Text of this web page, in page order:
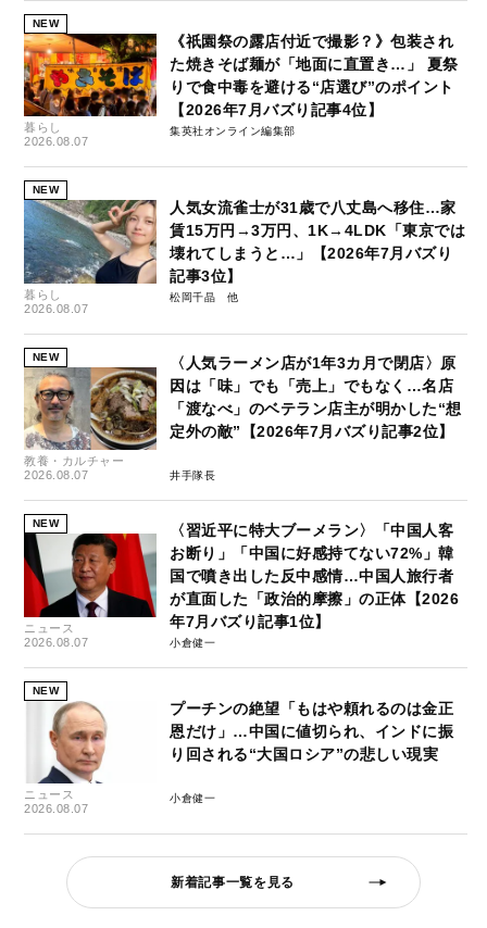
NEW
暮らし
2026.08.07
《祇園祭の露店付近で撮影？》包装され
た焼きそば麺が「地面に直置き…」 夏祭
りで食中毒を避ける“店選び”のポイント
【2026年7月バズり記事4位】
集英社オンライン編集部
NEW
暮らし
2026.08.07
人気女流雀士が31歳で八丈島へ移住…家
賃15万円→3万円、1K→4LDK「東京では
壊れてしまうと…」【2026年7月バズり
記事3位】
松岡千晶
NEW
教養・カルチャー
2026.08.07
〈人気ラーメン店が1年3カ月で閉店〉原
因は「味」でも「売上」でもなく…名店
「渡なべ」のベテラン店主が明かした“想
定外の敵”【2026年7月バズり記事2位】
井手隊長
NEW
ニュース
2026.08.07
〈習近平に特大ブーメラン〉「中国人客
お断り」「中国に好感持てない72%」韓
国で噴き出した反中感情…中国人旅行者
が直面した「政治的摩擦」の正体【2026
年7月バズり記事1位】
小倉健一
NEW
ニュース
2026.08.07
プーチンの絶望「もはや頼れるのは金正
恩だけ」…中国に値切られ、インドに振
り回される“大国ロシア”の悲しい現実
小倉健一
新着記事一覧を見る